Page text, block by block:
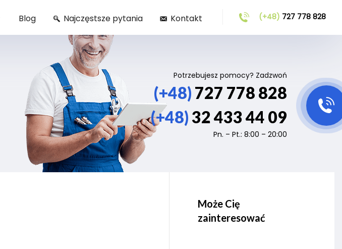
(+48) 727 778 828
Blog Najczęstsze pytania Kontakt
Potrzebujesz pomocy? Zadzwoń
(+48) 727 778 828
(+48) 32 433 44 09
Pn. – Pt.: 8:00 – 20:00
Może Cię
zainteresować